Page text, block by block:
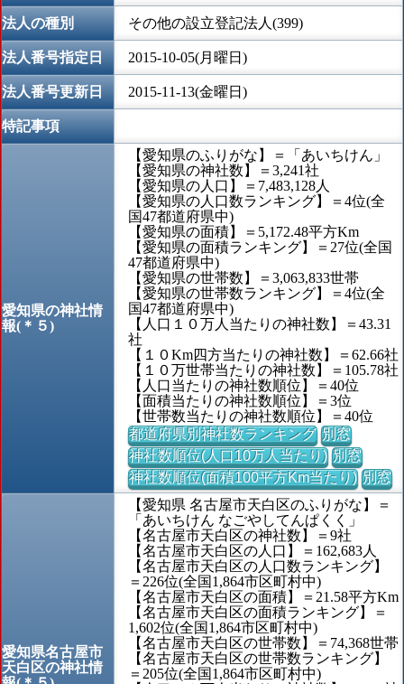
法人の種別 その他の設立登記法人(399)
法人番号指定日 2015-10-05(月曜日)
法人番号更新日 2015-11-13(金曜日)
特記事項
愛知県の神社情
報(＊５)
【愛知県のふりがな】＝「あいちけん」
【愛知県の神社数】＝3,241社
【愛知県の人口】＝7,483,128人
【愛知県の人口数ランキング】＝4位(全
国47都道府県中)
【愛知県の面積】＝5,172.48平方Km
【愛知県の面積ランキング】＝27位(全国
47都道府県中)
【愛知県の世帯数】＝3,063,833世帯
【愛知県の世帯数ランキング】＝4位(全
国47都道府県中)
【人口１０万人当たりの神社数】＝43.31
社
【１０Km四方当たりの神社数】＝62.66社
【１０万世帯当たりの神社数】＝105.78社
【人口当たりの神社数順位】＝40位
【面積当たりの神社数順位】＝3位
【世帯数当たりの神社数順位】＝40位
都道府県別神社数ランキング 別窓
神社数順位(人口10万人当たり) 別窓
神社数順位(面積100平方Km当たり) 別窓
愛知県名古屋市
天白区の神社情
【愛知県 名古屋市天白区のふりがな】＝
「あいちけん なごやしてんぱくく」
【名古屋市天白区の神社数】＝9社
【名古屋市天白区の人口】＝162,683人
【名古屋市天白区の人口数ランキング】
＝226位(全国1,864市区町村中)
【名古屋市天白区の面積】＝21.58平方Km
【名古屋市天白区の面積ランキング】＝
1,602位(全国1,864市区町村中)
【名古屋市天白区の世帯数】＝74,368世帯
【名古屋市天白区の世帯数ランキング】
＝205位(全国1,864市区町村中)